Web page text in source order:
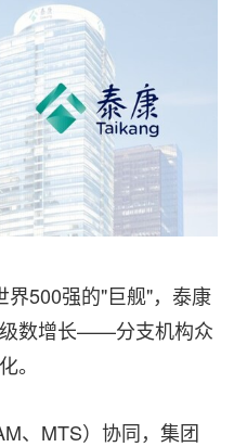
500强的"巨舰"，泰康
数增长——分支机构众
。
、MTS）协同，集团